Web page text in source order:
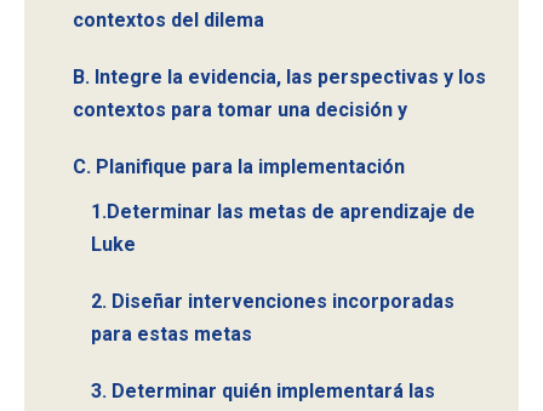
contextos del dilema
B. Integre la evidencia, las perspectivas y los
contextos para tomar una decisión y
C. Planifique para la implementación
1.Determinar las metas de aprendizaje de
Luke
2. Diseñar intervenciones incorporadas
para estas metas
3. Determinar quién implementará las